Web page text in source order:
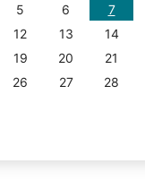
5 6 7
12 13 14
19 20 21
26 27 28